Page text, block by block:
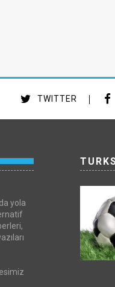
TWITTER
yola